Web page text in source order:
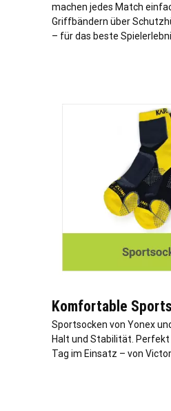
machen jedes Match
Griffbändern über
– für das beste
Komfortable
Sportsocken von Yonex
Halt und Stabilität.
Tag im Einsatz – von